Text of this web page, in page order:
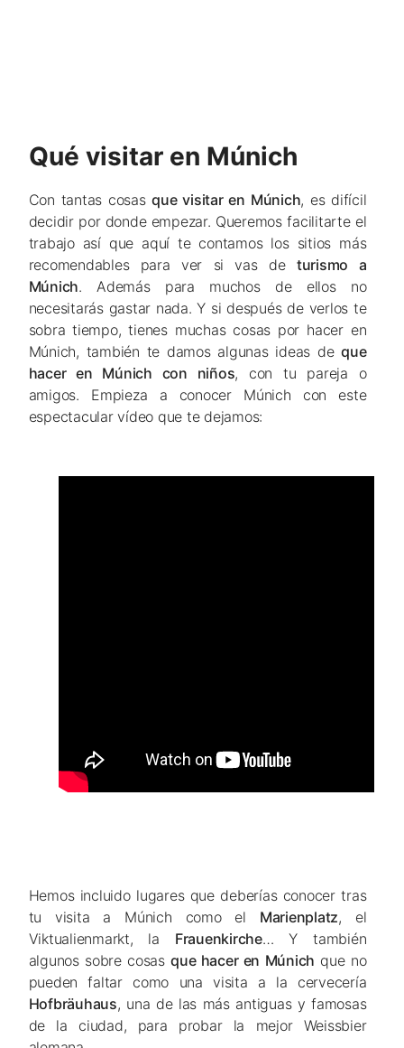
Qué visitar en Múnich
Con tantas cosasque visitar en Múnich, es difícil
decidir por donde empezar. Queremos facilitarte el
trabajo así que aquí te contamos los sitios más
recomendables para ver si vas de turismo a
Múnich. Además para muchos de ellos no
necesitarás gastar nada. Y si después de verlos te
sobra tiempo, tienes muchas cosas por hacer en
Múnich, también te damos algunas ideas deque
hacer en Múnich con niños, con tu pareja o
amigos. Empieza a conocer Múnich con este
espectacular vídeo que te dejamos:
Hemos incluido lugares que deberías conocer tras
tu visita a Múnich como el Marienplatz, el
Viktualienmarkt, la Frauenkirche… Y también
algunos sobre cosasque hacer en Múnich que no
pueden faltar como una visita a la cervecería
Hofbräuhaus, una de las más antiguas y famosas
de la ciudad, para probar la mejor Weissbier